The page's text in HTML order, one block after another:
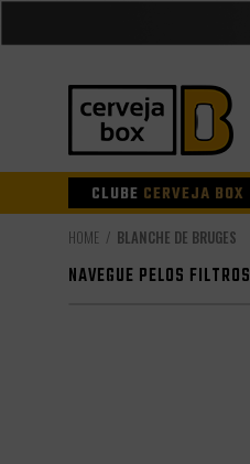
CLUBE CERVEJA BOX
BLANCHE DE BRUGES
NAVEGUE PELOS FILTROS